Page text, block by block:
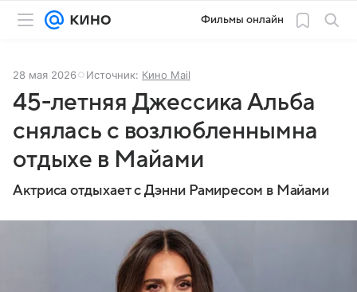
Фильмы онлайн
28 мая 2026 Источник: Кино Mail
45-летняя Джессика Альба
снялась с возлюбленнымна
отдыхе в Майами
Актриса отдыхает с Дэнни Рамиресом в Майами